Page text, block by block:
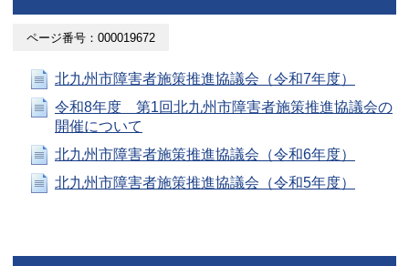
ページ番号：000019672
北九州市障害者施策推進協議会（令和7年度）
令和8年度 第1回北九州市障害者施策推進協議会の
開催について
北九州市障害者施策推進協議会（令和6年度）
北九州市障害者施策推進協議会（令和5年度）